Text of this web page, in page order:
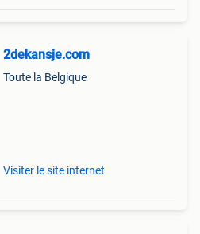
2dekansje.com
Toute la Belgique
Visiter le site internet